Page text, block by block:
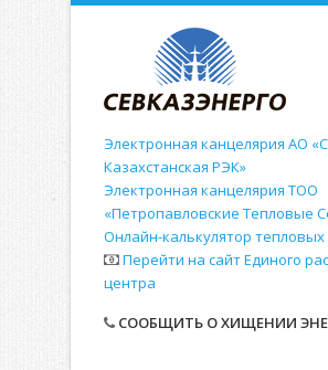
Электронная канцелярия АО
Казахстанская РЭК»
Электронная канцелярия ТОО
«Петропавловские Тепловые
Онлайн-калькулятор
Перейти на сайт Единого
центра
СООБЩИТЬ О ХИЩЕНИИ